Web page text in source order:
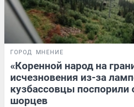
ГОРОД МНЕНИЕ
«Коренной народ на
исчезновения из-за
кузбассовцы поспорили
шорцев